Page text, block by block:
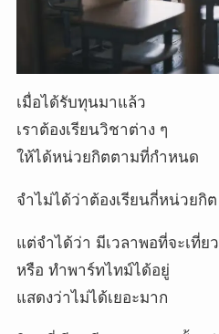
เมื่อได้รับทุนมาแล้ว
เราต้องเรียนวิชาต่าง ๆ
ให้ได้หน่วยกิตตามที่กำหนด
จำไม่ได้ว่าต้องเรียนกี่หน่วยกิต
แต่จำได้ว่า มีเวลาพอที่จะเที่ยว
หรือ ทำพาร์ทไทม์ได้อยู่
แสดงว่าไม่ได้เยอะมาก